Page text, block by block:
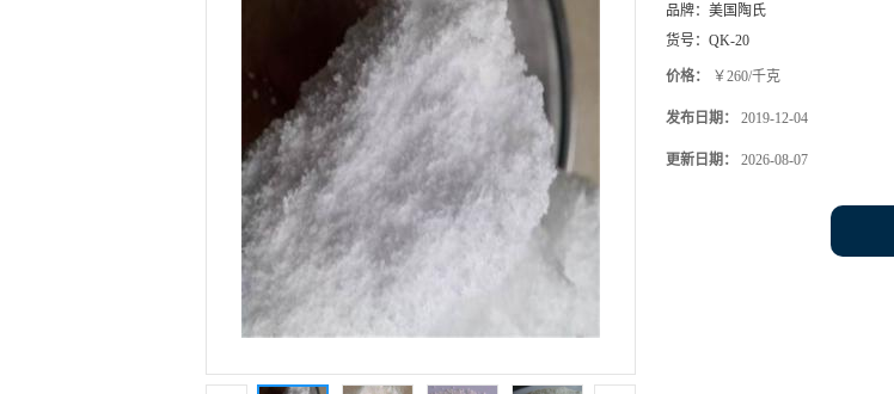
品牌： 美国陶氏
货号： QK-20
价格： ￥260/千克
发布日期： 2019-12-04
更新日期： 2026-08-07